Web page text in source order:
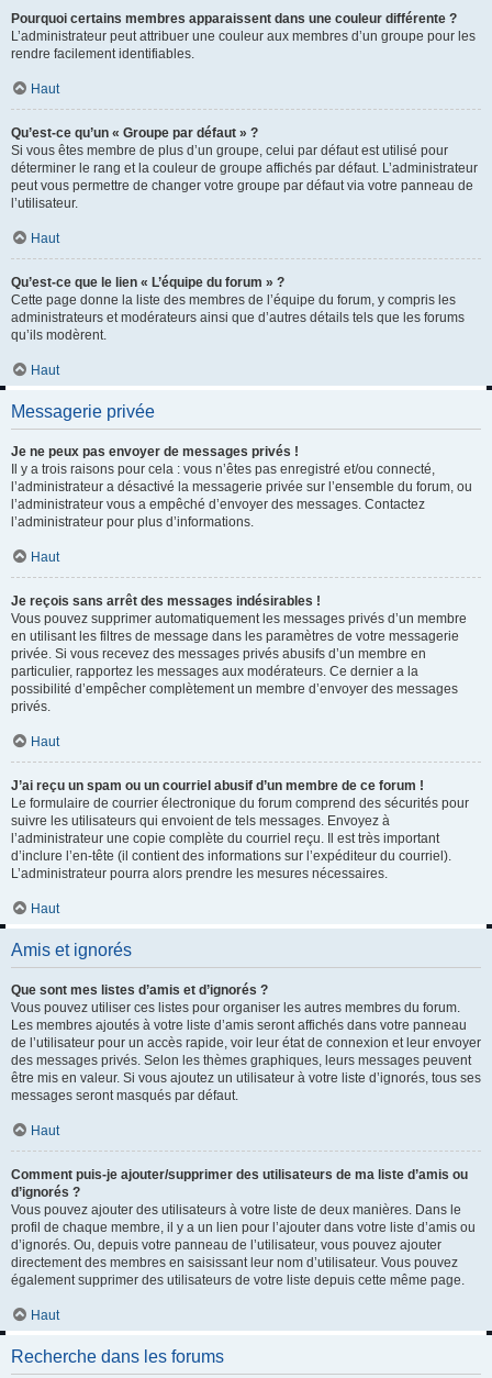
Pourquoi certains membres apparaissent dans une couleur différente ?
L’administrateur peut attribuer une couleur aux membres d’un groupe pour les
rendre facilement identifiables.
Haut
Qu’est-ce qu’un « Groupe par défaut » ?
Si vous êtes membre de plus d’un groupe, celui par défaut est utilisé pour
déterminer le rang et la couleur de groupe affichés par défaut. L’administrateur
peut vous permettre de changer votre groupe par défaut via votre panneau de
l’utilisateur.
Haut
Qu’est-ce que le lien « L’équipe du forum » ?
Cette page donne la liste des membres de l’équipe du forum, y compris les
administrateurs et modérateurs ainsi que d’autres détails tels que les forums
qu’ils modèrent.
Haut
Messagerie privée
Je ne peux pas envoyer de messages privés !
Il y a trois raisons pour cela : vous n’êtes pas enregistré et/ou connecté,
l’administrateur a désactivé la messagerie privée sur l’ensemble du forum, ou
l’administrateur vous a empêché d’envoyer des messages. Contactez
l’administrateur pour plus d’informations.
Haut
Je reçois sans arrêt des messages indésirables !
Vous pouvez supprimer automatiquement les messages privés d’un membre
en utilisant les filtres de message dans les paramètres de votre messagerie
privée. Si vous recevez des messages privés abusifs d’un membre en
particulier, rapportez les messages aux modérateurs. Ce dernier a la
possibilité d’empêcher complètement un membre d’envoyer des messages
privés.
Haut
J’ai reçu un spam ou un courriel abusif d’un membre de ce forum !
Le formulaire de courrier électronique du forum comprend des sécurités pour
suivre les utilisateurs qui envoient de tels messages. Envoyez à
l’administrateur une copie complète du courriel reçu. Il est très important
d’inclure l’en-tête (il contient des informations sur l’expéditeur du courriel).
L’administrateur pourra alors prendre les mesures nécessaires.
Haut
Amis et ignorés
Que sont mes listes d’amis et d’ignorés ?
Vous pouvez utiliser ces listes pour organiser les autres membres du forum.
Les membres ajoutés à votre liste d’amis seront affichés dans votre panneau
de l’utilisateur pour un accès rapide, voir leur état de connexion et leur envoyer
des messages privés. Selon les thèmes graphiques, leurs messages peuvent
être mis en valeur. Si vous ajoutez un utilisateur à votre liste d’ignorés, tous ses
messages seront masqués par défaut.
Haut
Comment puis-je ajouter/supprimer des utilisateurs de ma liste d’amis ou
d’ignorés ?
Vous pouvez ajouter des utilisateurs à votre liste de deux manières. Dans le
profil de chaque membre, il y a un lien pour l’ajouter dans votre liste d’amis ou
d’ignorés. Ou, depuis votre panneau de l’utilisateur, vous pouvez ajouter
directement des membres en saisissant leur nom d’utilisateur. Vous pouvez
également supprimer des utilisateurs de votre liste depuis cette même page.
Haut
Recherche dans les forums